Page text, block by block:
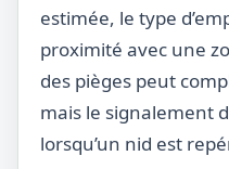
estimée, le type
proximité avec une
des pièges peut
mais le signalement
lorsqu’un nid est